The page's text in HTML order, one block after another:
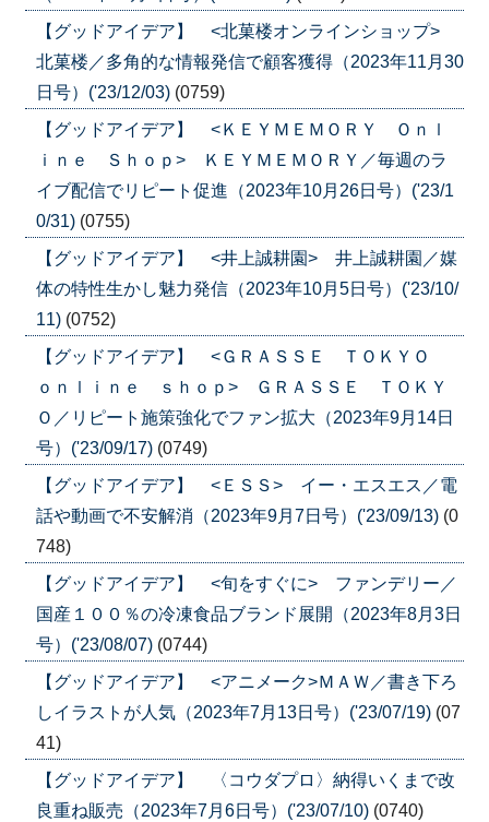
【グッドアイデア】 <北菓楼オンラインショップ>
北菓楼／多角的な情報発信で顧客獲得（2023年11月30
日号）('23/12/03) (0759)
【グッドアイデア】 <ＫＥＹＭＥＭＯＲＹ Ｏｎｌ
ｉｎｅ Ｓｈｏｐ> ＫＥＹＭＥＭＯＲＹ／毎週のラ
イブ配信でリピート促進（2023年10月26日号）('23/1
0/31) (0755)
【グッドアイデア】 <井上誠耕園> 井上誠耕園／媒
体の特性生かし魅力発信（2023年10月5日号）('23/10/
11) (0752)
【グッドアイデア】 <ＧＲＡＳＳＥ ＴＯＫＹＯ
ｏｎｌｉｎｅ ｓｈｏｐ> ＧＲＡＳＳＥ ＴＯＫＹ
Ｏ／リピート施策強化でファン拡大（2023年9月14日
号）('23/09/17) (0749)
【グッドアイデア】 <ＥＳＳ> イー・エスエス／電
話や動画で不安解消（2023年9月7日号）('23/09/13) (0
748)
【グッドアイデア】 <旬をすぐに> ファンデリー／
国産１００％の冷凍食品ブランド展開（2023年8月3日
号）('23/08/07) (0744)
【グッドアイデア】 <アニメーク>ＭＡＷ／書き下ろ
しイラストが人気（2023年7月13日号）('23/07/19) (07
41)
【グッドアイデア】 〈コウダプロ〉納得いくまで改
良重ね販売（2023年7月6日号）('23/07/10) (0740)